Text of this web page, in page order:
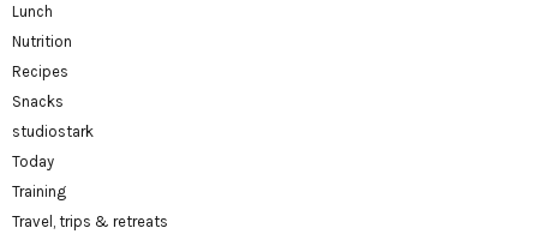
Lunch
Nutrition
Recipes
Snacks
studiostark
Today
Training
Travel, trips & retreats